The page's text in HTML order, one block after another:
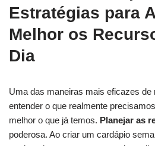
Estratégias para
Melhor os
Dia
Uma⁣ das ⁤maneiras mais eficazes de
entender o que realmente
melhor o ​que já temos. Planejar as
poderosa. ⁣Ao criar ⁣um cardápio